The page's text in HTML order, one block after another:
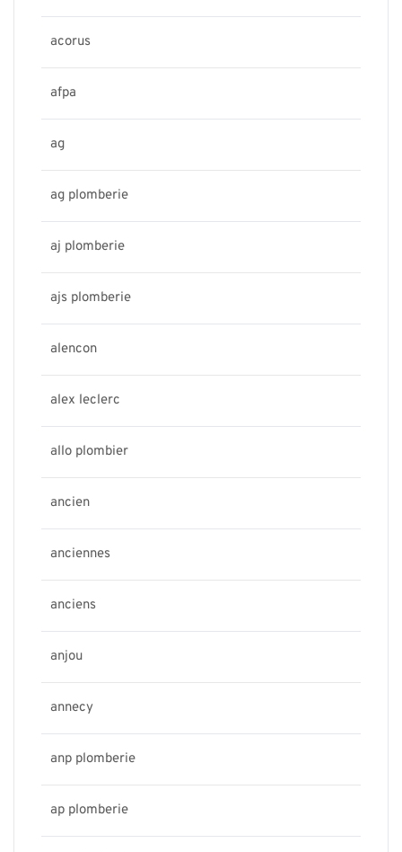
acorus
afpa
ag
ag plomberie
aj plomberie
ajs plomberie
alencon
alex leclerc
allo plombier
ancien
anciennes
anciens
anjou
annecy
anp plomberie
ap plomberie